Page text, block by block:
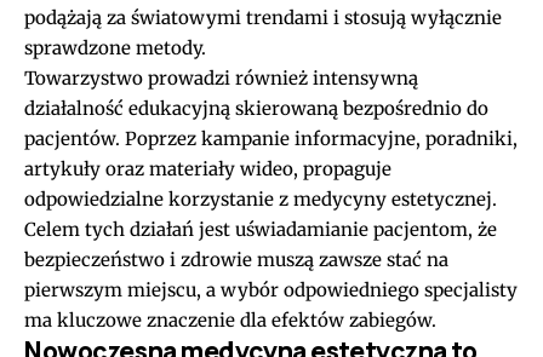
podążają za światowymi trendami i stosują wyłącznie
sprawdzone metody.
Towarzystwo prowadzi również intensywną
działalność edukacyjną skierowaną bezpośrednio do
pacjentów. Poprzez kampanie informacyjne, poradniki,
artykuły oraz materiały wideo, propaguje
odpowiedzialne korzystanie z medycyny estetycznej.
Celem tych działań jest uświadamianie pacjentom, że
bezpieczeństwo i zdrowie muszą zawsze stać na
pierwszym miejscu, a wybór odpowiedniego specjalisty
ma kluczowe znaczenie dla efektów zabiegów.